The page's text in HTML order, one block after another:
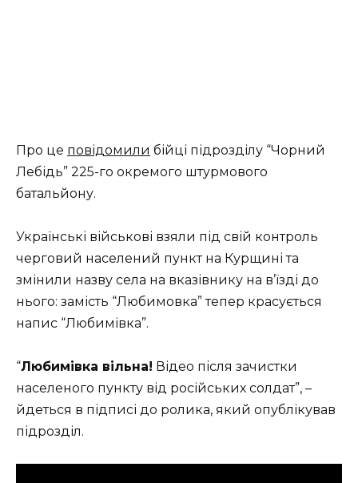
Про це повідомили бійці підрозділу “Чорний
Лебідь” 225-го окремого штурмового
батальйону.
Українські військові взяли під свій контроль
черговий населений пункт на Курщині та
змінили назву села на вказівнику на в’їзді до
нього: замість “Любимовка” тепер красується
напис “Любимівка”.
“Любимівка вільна! Відео після зачистки
населеного пункту від російських солдат”, –
йдеться в підписі до ролика, який опублікував
підрозділ.